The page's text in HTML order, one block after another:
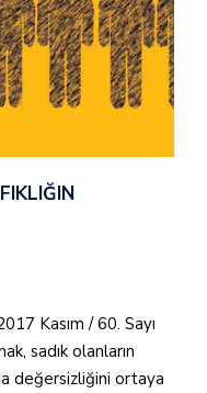
Kasım / 60. Sayı
sadık olanların
değersizliğini ortaya